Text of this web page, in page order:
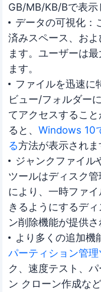
GB/MB/KB/Bで表示
データの可視化：
済みスペース、お
ます。ユーザーは
ます。
ファイルを迅速に
ビュー/フォルダー
てアクセスするこ
ると、Windows 10
る方法が表示されま
ジャンクファイル
ツールはディスク
により、一時ファ
きるようにするデ
ン削除機能が提供さ
より多くの追加機
パーティション管
ク、速度テスト、
ン クローン作成な